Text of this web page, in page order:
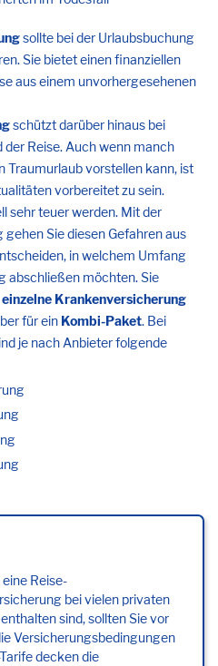
sollte bei der Urlaubsbuchung
Sie bietet einen finanziellen
aus einem unvorhergesehenen
schützt darüber hinaus bei
Reise. Auch wenn manch
Traumurlaub vorstellen kann, ist
vorbereitet zu sein.
sehr teuer werden. Mit der
Sie diesen Gefahren aus
in welchem Umfang
abschließen möchten. Sie
einzelne Krankenversicherung
für ein Kombi-Paket. Bei
je nach Anbieter folgende
Reise-
bei vielen privaten
sind, sollten Sie vor
Versicherungsbedingungen
decken die